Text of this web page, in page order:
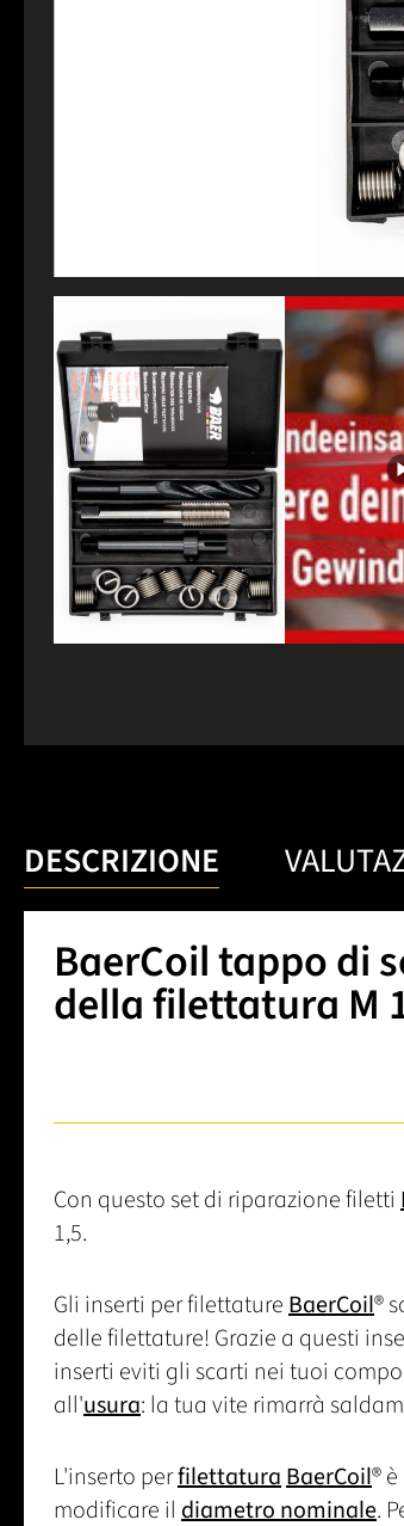
DESCRIZIONE
BaerCoil tappo di
della filettatura M
Con questo set di riparazione filetti
1,5.
Gli inserti per filettatureBaerCoil®
delle filettature! Grazie a questi
inserti eviti gli scarti nei tuoi
all'usura: la tua vite rimarrà
L'inserto perfilettaturaBaerCoil®
modificare il diametro nominale.